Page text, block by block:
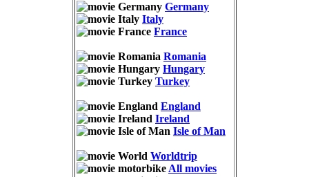
Germany
Italy
France
Romania
Hungary
Turkey
England
Ireland
Isle of Man
Worldtrip
All movies